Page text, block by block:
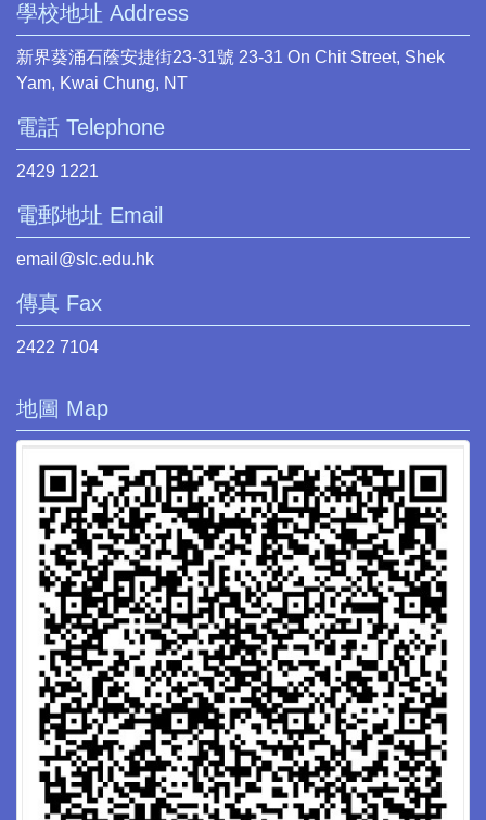
學校地址 Address
新界葵涌石蔭安捷街23-31號 23-31 On Chit Street, Shek
Yam, Kwai Chung, NT
電話 Telephone
2429 1221
電郵地址 Email
email@slc.edu.hk
傳真 Fax
2422 7104
地圖 Map